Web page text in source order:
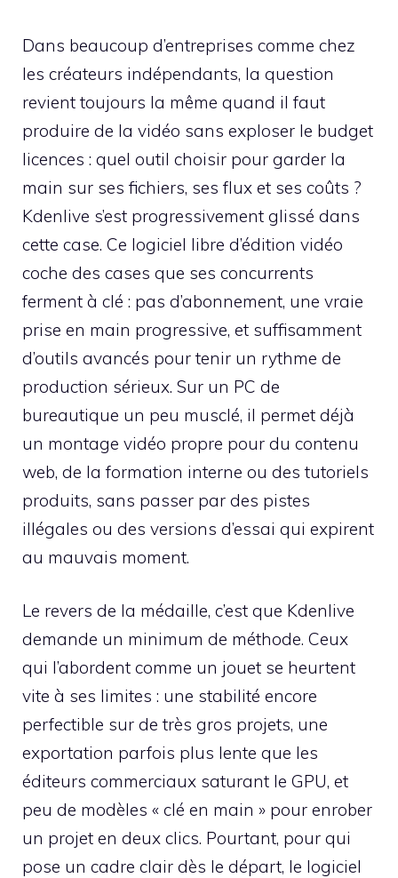
Dans beaucoup d’entreprises comme chez
les créateurs indépendants, la question
revient toujours la même quand il faut
produire de la vidéo sans exploser le budget
licences : quel outil choisir pour garder la
main sur ses fichiers, ses flux et ses coûts ?
Kdenlive s’est progressivement glissé dans
cette case. Ce logiciel libre d’édition vidéo
coche des cases que ses concurrents
ferment à clé : pas d’abonnement, une vraie
prise en main progressive, et suffisamment
d’outils avancés pour tenir un rythme de
production sérieux. Sur un PC de
bureautique un peu musclé, il permet déjà
un montage vidéo propre pour du contenu
web, de la formation interne ou des tutoriels
produits, sans passer par des pistes
illégales ou des versions d’essai qui expirent
au mauvais moment.
Le revers de la médaille, c’est que Kdenlive
demande un minimum de méthode. Ceux
qui l’abordent comme un jouet se heurtent
vite à ses limites : une stabilité encore
perfectible sur de très gros projets, une
exportation parfois plus lente que les
éditeurs commerciaux saturant le GPU, et
peu de modèles « clé en main » pour enrober
un projet en deux clics. Pourtant, pour qui
pose un cadre clair dès le départ, le logiciel